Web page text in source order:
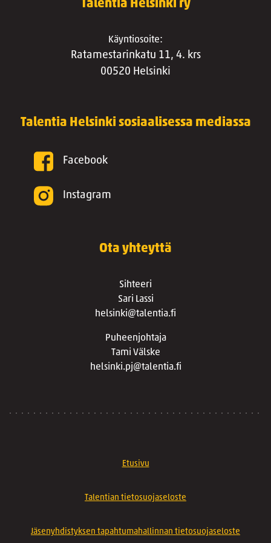
Talentia Helsinki ry
Käyntiosoite:
Ratamestarinkatu 11, 4. krs
00520 Helsinki
Talentia Helsinki sosiaalisessa mediassa
Facebook
Instagram
Ota yhteyttä
Sihteeri
Sari Lassi
helsinki@talentia.fi
Puheenjohtaja
Tami Välske
helsinki.pj@talentia.fi
Etusivu
Talentian tietosuojaseloste
Jäsenyhdistyksen tapahtumahallinnan tietosuojaseloste